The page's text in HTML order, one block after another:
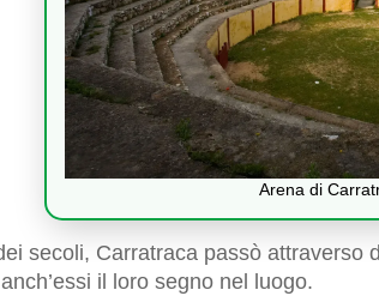
Arena di
secoli, Carratraca passò attraverso
il loro segno nel luogo.